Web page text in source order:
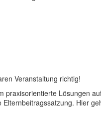
Veranstaltung richtig!
praxisorientierte Lösungen
Hier